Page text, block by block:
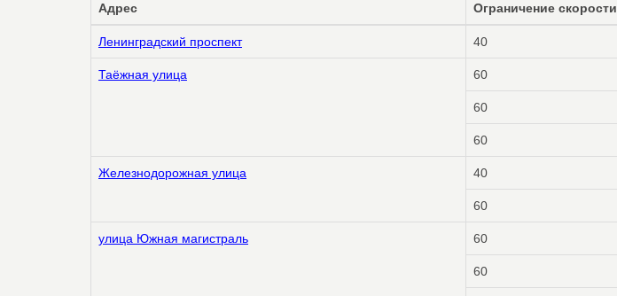
Адрес Ограничение скорости
Ленинградский проспект 40
Таёжная улица 60
60
60
Железнодорожная улица 40
60
улица Южная магистраль 60
60